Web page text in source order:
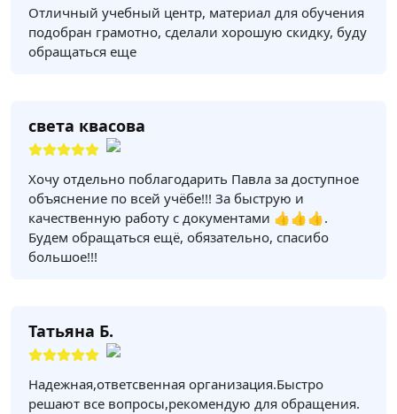
Отличный учебный центр, материал для обучения
подобран грамотно, сделали хорошую скидку, буду
обращаться еще
света квасова
Хочу отдельно поблагодарить Павла за доступное
объяснение по всей учёбе!!! За быструю и
качественную работу с документами 👍👍👍.
Будем обращаться ещё, обязательно, спасибо
большое!!!
Татьяна Б.
Надежная,ответсвенная организация.Быстро
решают все вопросы,рекомендую для обращения.